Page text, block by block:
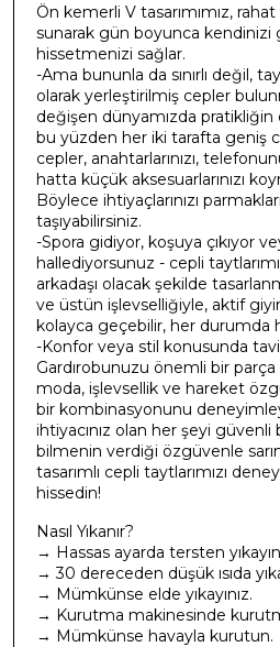
Ön kemerli V tasarımımız,
sunarak gün boyunca kendinizi
hissetmenizi sağlar.
-Ama bununla da sınırlı değil,
olarak yerleştirilmiş cepler
değişen dünyamızda pratikliğin
bu yüzden her iki tarafta geniş
cepler, anahtarlarınızı,
hatta küçük aksesuarlarınızı
Böylece ihtiyaçlarınızı
taşıyabilirsiniz.
-Spora gidiyor, koşuya çıkıyor
hallediyorsunuz - cepli
arkadaşı olacak şekilde
ve üstün işlevselliğiyle, aktif
kolayca geçebilir, her durumda
-Konfor veya stil konusunda
Gardırobunuzu önemli bir
moda, işlevsellik ve hareket
bir kombinasyonunu
ihtiyacınız olan her şeyi güvenli
bilmenin verdiği özgüvenle
tasarımlı cepli taytlarımızı
hissedin!
Nasıl Yıkanır?
→ Hassas ayarda tersten
→ 30 dereceden düşük ısıda
→ Mümkünse elde yıkayınız.
→ Kurutma makinesinde
→ Mümkünse havayla kurutun.